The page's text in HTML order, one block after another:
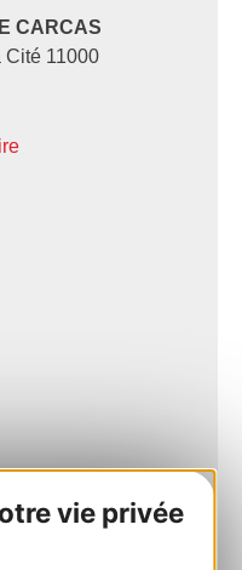
vie privée
CARCAS
Cité 11000